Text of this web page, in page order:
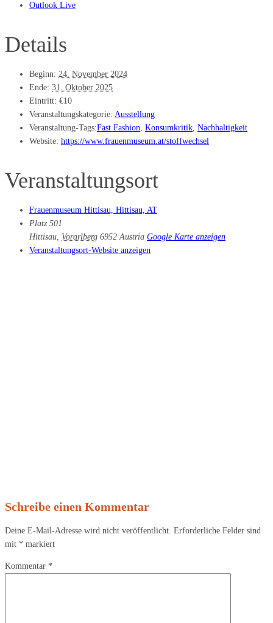
Outlook Live
Details
Beginn: 24. November 2024
Ende: 31. Oktober 2025
Eintritt: €10
Veranstaltungskategorie: Ausstellung
Veranstaltung-Tags:Fast Fashion, Konsumkritik, Nachhaltigkeit
Website: https://www.frauenmuseum.at/stoffwechsel
Veranstaltungsort
Frauenmuseum Hittisau, Hittisau, AT
Platz 501
Hittisau, Vorarlberg 6952 Austria Google Karte anzeigen
Veranstaltungsort-Website anzeigen
Schreibe einen Kommentar
Deine E-Mail-Adresse wird nicht veröffentlicht. Erforderliche Felder sind
mit * markiert
Kommentar *